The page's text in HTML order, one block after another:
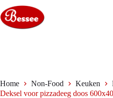
naar
de
inhoud
Home Non-Food Keuken
Deksel voor pizzadeeg doos